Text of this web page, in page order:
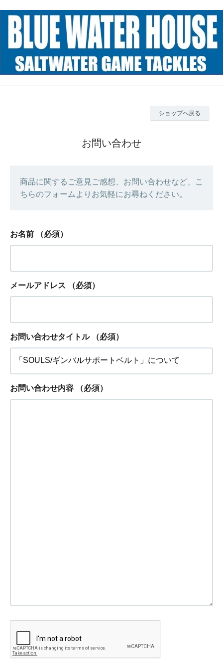
ショップへ戻る
お問い合わせ
商品に関するご意見ご感想、お問い合わせなど、こ
ちらのフォームよりお気軽にお尋ねください。
お名前 （必須）
メールアドレス （必須）
お問い合わせタイトル （必須）
お問い合わせ内容 （必須）